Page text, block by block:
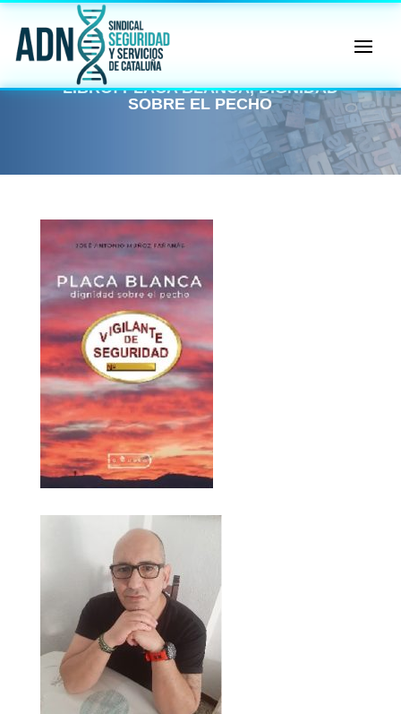
LIBRO: PLACA BLANCA, DIGNIDAD
SOBRE EL PECHO
✖
ADN
ℹ️ Consulta General a Sede (Email)
🤖 Dudas Rápidas del Convenio (IA)
📊 Herramienta: Tabla Salarial PDF
📄 Herramienta: Generador Plantillas
✊ Trámite: Afiliarse al Sindicato
📍 Info: Horarios y Contacto Sede